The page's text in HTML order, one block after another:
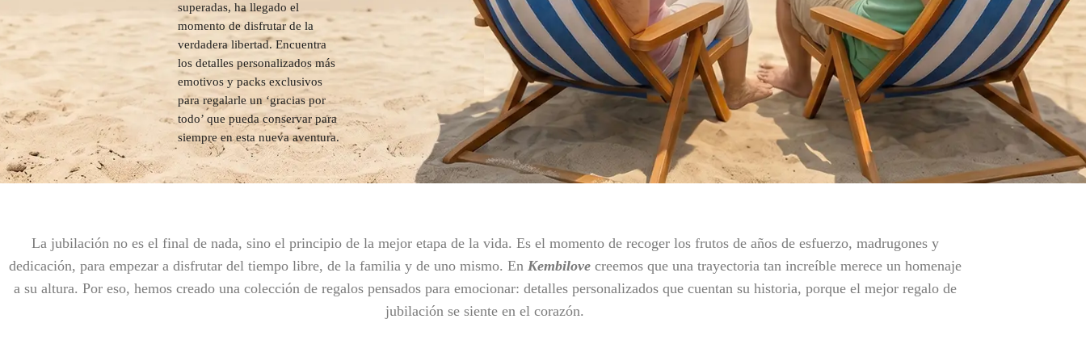
superadas, ha llegado el
momento de disfrutar de la
verdadera libertad. Encuentra
los detalles personalizados más
emotivos y packs exclusivos
para regalarle un ‘gracias por
todo’ que pueda conservar para
siempre en esta nueva aventura.
La jubilación no es el final de nada, sino el principio de la mejor etapa de la vida. Es el momento de recoger los frutos de años de esfuerzo, madrugones y
dedicación, para empezar a disfrutar del tiempo libre, de la familia y de uno mismo. En Kembilovecreemos que una trayectoria tan increíble merece un homenaje
a su altura. Por eso, hemos creado una colección de regalos pensados para emocionar: detalles personalizados que cuentan su historia, porque el mejor regalo de
jubilación se siente en el corazón.